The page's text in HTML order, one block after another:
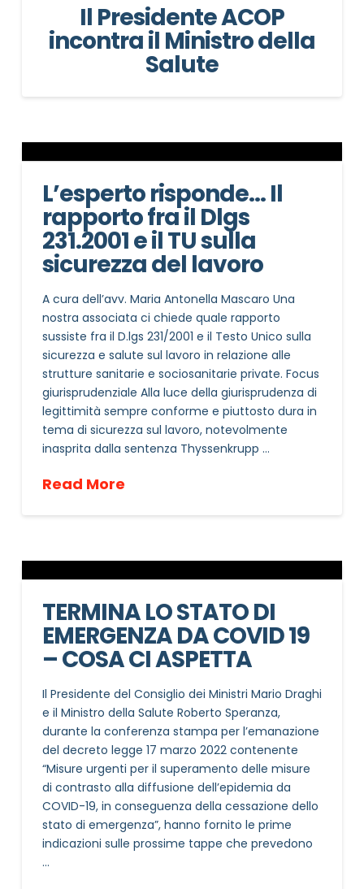
Il Presidente ACOP
incontra il Ministro della
Salute
L’esperto risponde… Il
rapporto fra il Dlgs
231.2001 e il TU sulla
sicurezza del lavoro
A cura dell’avv. Maria Antonella Mascaro Una
nostra associata ci chiede quale rapporto
sussiste fra il D.lgs 231/2001 e il Testo Unico sulla
sicurezza e salute sul lavoro in relazione alle
strutture sanitarie e sociosanitarie private. Focus
giurisprudenziale Alla luce della giurisprudenza di
legittimità sempre conforme e piuttosto dura in
tema di sicurezza sul lavoro, notevolmente
inasprita dalla sentenza Thyssenkrupp …
Read More
TERMINA LO STATO DI
EMERGENZA DA COVID 19
– COSA CI ASPETTA
Il Presidente del Consiglio dei Ministri Mario Draghi
e il Ministro della Salute Roberto Speranza,
durante la conferenza stampa per l’emanazione
del decreto legge 17 marzo 2022 contenente
“Misure urgenti per il superamento delle misure
di contrasto alla diffusione dell’epidemia da
COVID-19, in conseguenza della cessazione dello
stato di emergenza”, hanno fornito le prime
indicazioni sulle prossime tappe che prevedono
…